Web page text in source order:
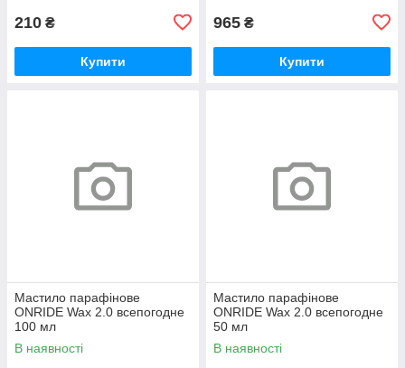
210 ₴
Купити
965 ₴
Купити
Мастило парафінове
ONRIDE Wax 2.0 всепогодне
100 мл
В наявності
Мастило парафінове
ONRIDE Wax 2.0 всепогодне
50 мл
В наявності